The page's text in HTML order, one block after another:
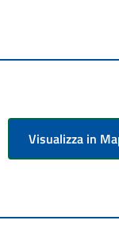
Visualizza in